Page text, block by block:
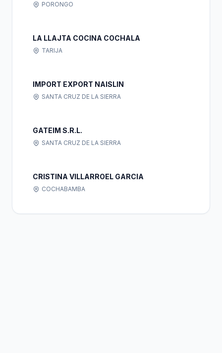
PORONGO
LA LLAJTA COCINA COCHALA
TARIJA
IMPORT EXPORT NAISLIN
SANTA CRUZ DE LA SIERRA
GATEIM S.R.L.
SANTA CRUZ DE LA SIERRA
CRISTINA VILLARROEL GARCIA
COCHABAMBA